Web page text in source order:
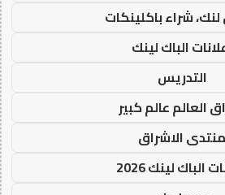
شراء باكلينكات
الباك لينك
التدريس
العالم عالم كبير
منتدى الاشراق
الباك لينك 2026